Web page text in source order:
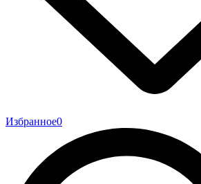
Избранное0